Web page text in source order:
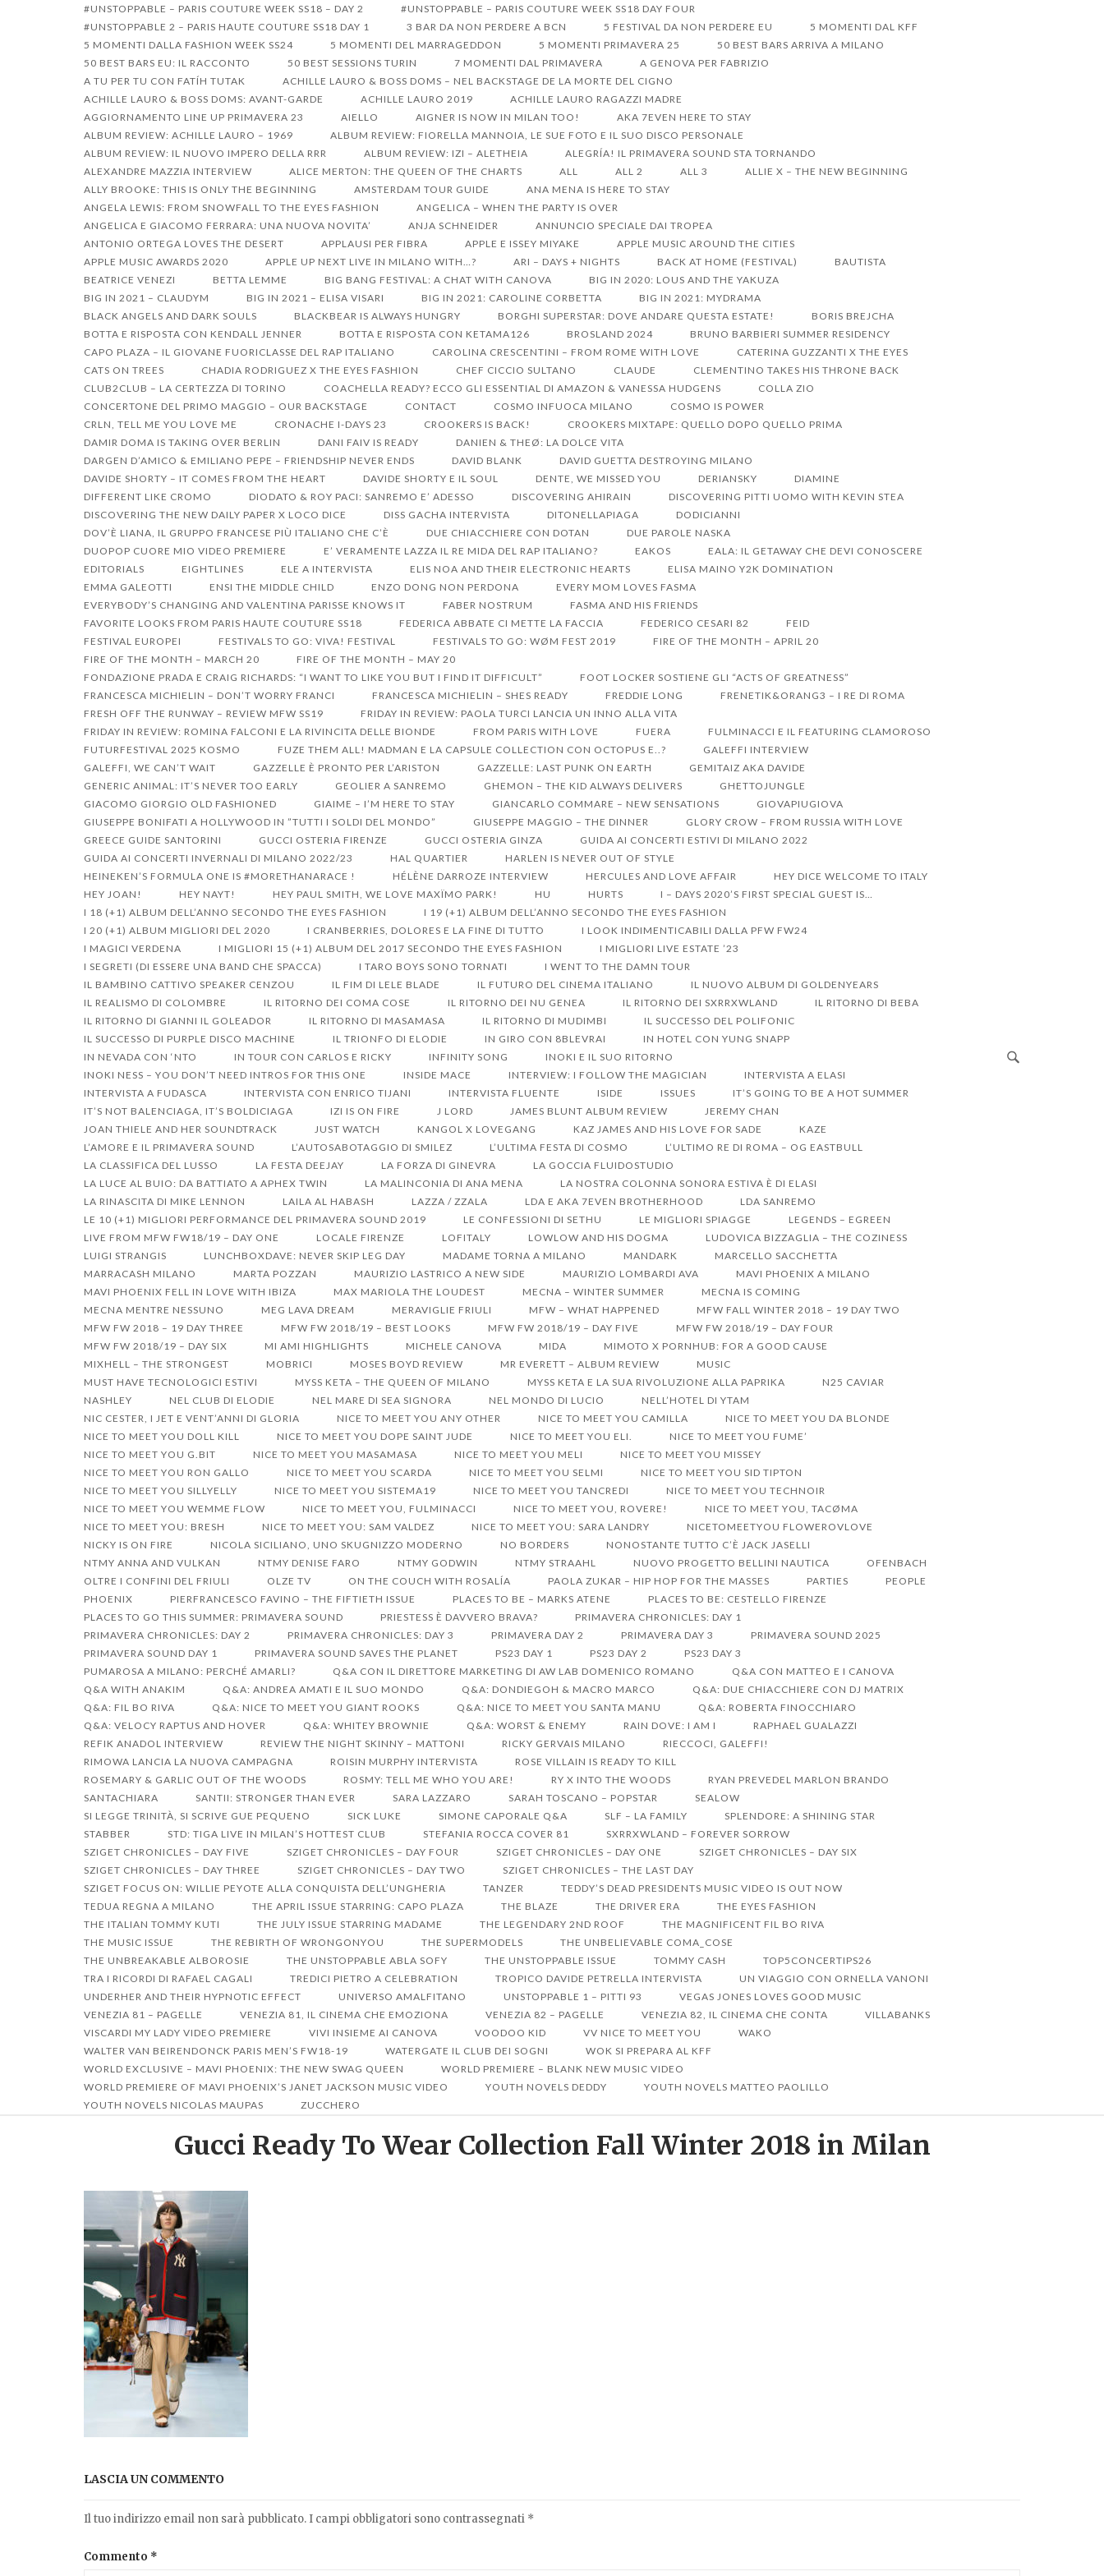
#UNSTOPPABLE – PARIS COUTURE WEEK SS18 – DAY 2
#UNSTOPPABLE – PARIS COUTURE WEEK SS18 DAY FOUR
#UNSTOPPABLE 2 – PARIS HAUTE COUTURE SS18 DAY 1
3 BAR DA NON PERDERE A BCN 5 FESTIVAL DA NON PERDERE EU
5 MOMENTI DAL KFF
5 MOMENTI DALLA FASHION WEEK SS24
5 MOMENTI DEL MARRAGEDDON 5 MOMENTI PRIMAVERA 25
50 BEST BARS ARRIVA A MILANO
50 BEST BARS EU: IL RACCONTO
50 BEST SESSIONS TURIN 7 MOMENTI DAL PRIMAVERA
A GENOVA PER FABRIZIO
A TU PER TU CON FATÍH TUTAK
ACHILLE LAURO & BOSS DOMS – NEL BACKSTAGE DE LA MORTE DEL CIGNO
ACHILLE LAURO & BOSS DOMS: AVANT-GARDE
ACHILLE LAURO 2019
ACHILLE LAURO RAGAZZI MADRE
AGGIORNAMENTO LINE UP PRIMAVERA 23
AIELLO AIGNER IS NOW IN MILAN TOO!
AKA 7EVEN HERE TO STAY
ALBUM REVIEW: ACHILLE LAURO – 1969
ALBUM REVIEW: FIORELLA MANNOIA, LE SUE FOTO E IL SUO DISCO PERSONALE
ALBUM REVIEW: IL NUOVO IMPERO DELLA RRR
ALBUM REVIEW: IZI – ALETHEIA
ALEGRÍA! IL PRIMAVERA SOUND STA TORNANDO
ALEXANDRE MAZZIA INTERVIEW
ALICE MERTON: THE QUEEN OF THE CHARTS ALL ALL 2 ALL 3
ALLIE X – THE NEW BEGINNING
ALLY BROOKE: THIS IS ONLY THE BEGINNING
AMSTERDAM TOUR GUIDE
ANA MENA IS HERE TO STAY
ANGELA LEWIS: FROM SNOWFALL TO THE EYES FASHION
ANGELICA – WHEN THE PARTY IS OVER
ANGELICA E GIACOMO FERRARA: UNA NUOVA NOVITA’
ANJA SCHNEIDER
ANNUNCIO SPECIALE DAI TROPEA
ANTONIO ORTEGA LOVES THE DESERT
APPLAUSI PER FIBRA APPLE E ISSEY MIYAKE
APPLE MUSIC AROUND THE CITIES
APPLE MUSIC AWARDS 2020
APPLE UP NEXT LIVE IN MILANO WITH…? ARI – DAYS + NIGHTS BACK AT HOME (FESTIVAL)
BAUTISTA
BEATRICE VENEZI
BETTA LEMME BIG BANG FESTIVAL: A CHAT WITH CANOVA
BIG IN 2020: LOUS AND THE YAKUZA
BIG IN 2021 – CLAUDYM
BIG IN 2021 – ELISA VISARI BIG IN 2021: CAROLINE CORBETTA
BIG IN 2021: MYDRAMA
BLACK ANGELS AND DARK SOULS
BLACKBEAR IS ALWAYS HUNGRY BORGHI SUPERSTAR: DOVE ANDARE QUESTA ESTATE!
BORIS BREJCHA
BOTTA E RISPOSTA CON KENDALL JENNER
BOTTA E RISPOSTA CON KETAMA126 BROSLAND 2024
BRUNO BARBIERI SUMMER RESIDENCY
CAPO PLAZA – IL GIOVANE FUORICLASSE DEL RAP ITALIANO
CAROLINA CRESCENTINI – FROM ROME WITH LOVE
CATERINA GUZZANTI X THE EYES
CATS ON TREES
CHADIA RODRIGUEZ X THE EYES FASHION CHEF CICCIO SULTANO CLAUDE
CLEMENTINO TAKES HIS THRONE BACK
CLUB2CLUB – LA CERTEZZA DI TORINO
COACHELLA READY? ECCO GLI ESSENTIAL DI AMAZON & VANESSA HUDGENS
COLLA ZIO
CONCERTONE DEL PRIMO MAGGIO – OUR BACKSTAGE
CONTACT COSMO INFUOCA MILANO
COSMO IS POWER
CRLN, TELL ME YOU LOVE ME
CRONACHE I-DAYS 23 CROOKERS IS BACK!
CROOKERS MIXTAPE: QUELLO DOPO QUELLO PRIMA
DAMIR DOMA IS TAKING OVER BERLIN
DANI FAIV IS READY
DANIEN & THEØ: LA DOLCE VITA
DARGEN D’AMICO & EMILIANO PEPE – FRIENDSHIP NEVER ENDS
DAVID BLANK
DAVID GUETTA DESTROYING MILANO
DAVIDE SHORTY – IT COMES FROM THE HEART
DAVIDE SHORTY E IL SOUL DENTE, WE MISSED YOU DERIANSKY
DIAMINE
DIFFERENT LIKE CROMO
DIODATO & ROY PACI: SANREMO E’ ADESSO DISCOVERING AHIRAIN
DISCOVERING PITTI UOMO WITH KEVIN STEA
DISCOVERING THE NEW DAILY PAPER X LOCO DICE
DISS GACHA INTERVISTA DITONELLAPIAGA
DODICIANNI
DOV’È LIANA, IL GRUPPO FRANCESE PIÙ ITALIANO CHE C’È
DUE CHIACCHIERE CON DOTAN
DUE PAROLE NASKA
DUOPOP CUORE MIO VIDEO PREMIERE
E’ VERAMENTE LAZZA IL RE MIDA DEL RAP ITALIANO? EAKOS
EALA: IL GETAWAY CHE DEVI CONOSCERE
EDITORIALS
EIGHTLINES ELE A INTERVISTA ELIS NOA AND THEIR ELECTRONIC HEARTS
ELISA MAINO Y2K DOMINATION
EMMA GALEOTTI
ENSI THE MIDDLE CHILD ENZO DONG NON PERDONA
EVERY MOM LOVES FASMA
EVERYBODY’S CHANGING AND VALENTINA PARISSE KNOWS IT
FABER NOSTRUM
FASMA AND HIS FRIENDS
FAVORITE LOOKS FROM PARIS HAUTE COUTURE SS18
FEDERICA ABBATE CI METTE LA FACCIA FEDERICO CESARI 82
FEID
FESTIVAL EUROPEI
FESTIVALS TO GO: VIVA! FESTIVAL FESTIVALS TO GO: WØM FEST 2019
FIRE OF THE MONTH – APRIL 20
FIRE OF THE MONTH – MARCH 20
FIRE OF THE MONTH – MAY 20
FONDAZIONE PRADA E CRAIG RICHARDS: “I WANT TO LIKE YOU BUT I FIND IT DIFFICULT”
FOOT LOCKER SOSTIENE GLI “ACTS OF GREATNESS”
FRANCESCA MICHIELIN – DON’T WORRY FRANCI
FRANCESCA MICHIELIN – SHES READY FREDDIE LONG
FRENETIK&ORANG3 – I RE DI ROMA
FRESH OFF THE RUNWAY – REVIEW MFW SS19
FRIDAY IN REVIEW: PAOLA TURCI LANCIA UN INNO ALLA VITA
FRIDAY IN REVIEW: ROMINA FALCONI E LA RIVINCITA DELLE BIONDE
FROM PARIS WITH LOVE FUERA
FULMINACCI E IL FEATURING CLAMOROSO
FUTURFESTIVAL 2025 KOSMO
FUZE THEM ALL! MADMAN E LA CAPSULE COLLECTION CON OCTOPUS E..?
GALEFFI INTERVIEW
GALEFFI, WE CAN’T WAIT
GAZZELLE È PRONTO PER L’ARISTON GAZZELLE: LAST PUNK ON EARTH
GEMITAIZ AKA DAVIDE
GENERIC ANIMAL: IT’S NEVER TOO EARLY
GEOLIER A SANREMO GHEMON – THE KID ALWAYS DELIVERS
GHETTOJUNGLE
GIACOMO GIORGIO OLD FASHIONED
GIAIME – I’M HERE TO STAY GIANCARLO COMMARE – NEW SENSATIONS
GIOVAPIUGIOVA
GIUSEPPE BONIFATI A HOLLYWOOD IN ”TUTTI I SOLDI DEL MONDO”
GIUSEPPE MAGGIO – THE DINNER
GLORY CROW – FROM RUSSIA WITH LOVE
GREECE GUIDE SANTORINI
GUCCI OSTERIA FIRENZE GUCCI OSTERIA GINZA
GUIDA AI CONCERTI ESTIVI DI MILANO 2022
GUIDA AI CONCERTI INVERNALI DI MILANO 2022/23
HAL QUARTIER
HARLEN IS NEVER OUT OF STYLE
HEINEKEN’S FORMULA ONE IS #MORETHANARACE !
HÉLÈNE DARROZE INTERVIEW HERCULES AND LOVE AFFAIR
HEY DICE WELCOME TO ITALY
HEY JOAN!
HEY NAYT! HEY PAUL SMITH, WE LOVE MAXÏMO PARK! HU HURTS
I – DAYS 2020’S FIRST SPECIAL GUEST IS…
I 18 (+1) ALBUM DELL’ANNO SECONDO THE EYES FASHION
I 19 (+1) ALBUM DELL’ANNO SECONDO THE EYES FASHION
I 20 (+1) ALBUM MIGLIORI DEL 2020
I CRANBERRIES, DOLORES E LA FINE DI TUTTO
I LOOK INDIMENTICABILI DALLA PFW FW24
I MAGICI VERDENA
I MIGLIORI 15 (+1) ALBUM DEL 2017 SECONDO THE EYES FASHION
I MIGLIORI LIVE ESTATE ’23
I SEGRETI (DI ESSERE UNA BAND CHE SPACCA)
I TARO BOYS SONO TORNATI
I WENT TO THE DAMN TOUR
IL BAMBINO CATTIVO SPEAKER CENZOU
IL FIM DI LELE BLADE IL FUTURO DEL CINEMA ITALIANO
IL NUOVO ALBUM DI GOLDENYEARS
IL REALISMO DI COLOMBRE
IL RITORNO DEI COMA COSE IL RITORNO DEI NU GENEA IL RITORNO DEI SXRRXWLAND
IL RITORNO DI BEBA
IL RITORNO DI GIANNI IL GOLEADOR
IL RITORNO DI MASAMASA IL RITORNO DI MUDIMBI
IL SUCCESSO DEL POLIFONIC
IL SUCCESSO DI PURPLE DISCO MACHINE
IL TRIONFO DI ELODIE IN GIRO CON 8BLEVRAI
IN HOTEL CON YUNG SNAPP
IN NEVADA CON ‘NTO
IN TOUR CON CARLOS E RICKY INFINITY SONG
INOKI E IL SUO RITORNO
INOKI NESS – YOU DON’T NEED INTROS FOR THIS ONE
INSIDE MACE INTERVIEW: I FOLLOW THE MAGICIAN
INTERVISTA A ELASI
INTERVISTA A FUDASCA
INTERVISTA CON ENRICO TIJANI INTERVISTA FLUENTE ISIDE ISSUES
IT’S GOING TO BE A HOT SUMMER
IT’S NOT BALENCIAGA, IT’S BOLDICIAGA
IZI IS ON FIRE J LORD JAMES BLUNT ALBUM REVIEW
JEREMY CHAN
JOAN THIELE AND HER SOUNDTRACK
JUST WATCH KANGOL X LOVEGANG KAZ JAMES AND HIS LOVE FOR SADE
KAZE
L’AMORE E IL PRIMAVERA SOUND
L’AUTOSABOTAGGIO DI SMILEZ L’ULTIMA FESTA DI COSMO
L’ULTIMO RE DI ROMA – OG EASTBULL
LA CLASSIFICA DEL LUSSO
LA FESTA DEEJAY LA FORZA DI GINEVRA
LA GOCCIA FLUIDOSTUDIO
LA LUCE AL BUIO: DA BATTIATO A APHEX TWIN
LA MALINCONIA DI ANA MENA
LA NOSTRA COLONNA SONORA ESTIVA È DI ELASI
LA RINASCITA DI MIKE LENNON
LAILA AL HABASH LAZZA / ZZALA LDA E AKA 7EVEN BROTHERHOOD
LDA SANREMO
LE 10 (+1) MIGLIORI PERFORMANCE DEL PRIMAVERA SOUND 2019
LE CONFESSIONI DI SETHU LE MIGLIORI SPIAGGE
LEGENDS – EGREEN
LIVE FROM MFW FW18/19 – DAY ONE
LOCALE FIRENZE LOFITALY LOWLOW AND HIS DOGMA
LUDOVICA BIZZAGLIA – THE COZINESS
LUIGI STRANGIS
LUNCHBOXDAVE: NEVER SKIP LEG DAY MADAME TORNA A MILANO MANDARK
MARCELLO SACCHETTA
MARRACASH MILANO
MARTA POZZAN MAURIZIO LASTRICO A NEW SIDE MAURIZIO LOMBARDI AVA
MAVI PHOENIX A MILANO
MAVI PHOENIX FELL IN LOVE WITH IBIZA
MAX MARIOLA THE LOUDEST MECNA – WINTER SUMMER
MECNA IS COMING
MECNA MENTRE NESSUNO
MEG LAVA DREAM MERAVIGLIE FRIULI MFW – WHAT HAPPENED
MFW FALL WINTER 2018 – 19 DAY TWO
MFW FW 2018 – 19 DAY THREE
MFW FW 2018/19 – BEST LOOKS MFW FW 2018/19 – DAY FIVE
MFW FW 2018/19 – DAY FOUR
MFW FW 2018/19 – DAY SIX
MI AMI HIGHLIGHTS MICHELE CANOVA MIDA
MIMOTO X PORNHUB: FOR A GOOD CAUSE
MIXHELL – THE STRONGEST
MOBRICI MOSES BOYD REVIEW MR EVERETT – ALBUM REVIEW
MUSIC
MUST HAVE TECNOLOGICI ESTIVI
MYSS KETA – THE QUEEN OF MILANO MYSS KETA E LA SUA RIVOLUZIONE ALLA PAPRIKA
N25 CAVIAR
NASHLEY
NEL CLUB DI ELODIE NEL MARE DI SEA SIGNORA NEL MONDO DI LUCIO
NELL’HOTEL DI YTAM
NIC CESTER, I JET E VENT’ANNI DI GLORIA
NICE TO MEET YOU ANY OTHER NICE TO MEET YOU CAMILLA
NICE TO MEET YOU DA BLONDE
NICE TO MEET YOU DOLL KILL
NICE TO MEET YOU DOPE SAINT JUDE NICE TO MEET YOU ELI.
NICE TO MEET YOU FUME’
NICE TO MEET YOU G.BIT
NICE TO MEET YOU MASAMASA NICE TO MEET YOU MELI
NICE TO MEET YOU MISSEY
NICE TO MEET YOU RON GALLO
NICE TO MEET YOU SCARDA NICE TO MEET YOU SELMI
NICE TO MEET YOU SID TIPTON
NICE TO MEET YOU SILLYELLY
NICE TO MEET YOU SISTEMA19 NICE TO MEET YOU TANCREDI
NICE TO MEET YOU TECHNOIR
NICE TO MEET YOU WEMME FLOW
NICE TO MEET YOU, FULMINACCI NICE TO MEET YOU, ROVERE!
NICE TO MEET YOU, TACØMA
NICE TO MEET YOU: BRESH
NICE TO MEET YOU: SAM VALDEZ NICE TO MEET YOU: SARA LANDRY
NICETOMEETYOU FLOWEROVLOVE
NICKY IS ON FIRE
NICOLA SICILIANO, UNO SKUGNIZZO MODERNO NO BORDERS
NONOSTANTE TUTTO C’È JACK JASELLI
NTMY ANNA AND VULKAN
NTMY DENISE FARO NTMY GODWIN NTMY STRAAHL NUOVO PROGETTO BELLINI NAUTICA
OFENBACH
OLTRE I CONFINI DEL FRIULI
OLZE TV ON THE COUCH WITH ROSALÍA PAOLA ZUKAR – HIP HOP FOR THE MASSES PARTIES
PEOPLE
PHOENIX
PIERFRANCESCO FAVINO – THE FIFTIETH ISSUE PLACES TO BE – MARKS ATENE
PLACES TO BE: CESTELLO FIRENZE
PLACES TO GO THIS SUMMER: PRIMAVERA SOUND
PRIESTESS È DAVVERO BRAVA?
PRIMAVERA CHRONICLES: DAY 1
PRIMAVERA CHRONICLES: DAY 2
PRIMAVERA CHRONICLES: DAY 3 PRIMAVERA DAY 2 PRIMAVERA DAY 3
PRIMAVERA SOUND 2025
PRIMAVERA SOUND DAY 1
PRIMAVERA SOUND SAVES THE PLANET PS23 DAY 1 PS23 DAY 2
PS23 DAY 3
PUMAROSA A MILANO: PERCHÉ AMARLI?
Q&A CON IL DIRETTORE MARKETING DI AW LAB DOMENICO ROMANO
Q&A CON MATTEO E I CANOVA
Q&A WITH ANAKIM
Q&A: ANDREA AMATI E IL SUO MONDO Q&A: DONDIEGOH & MACRO MARCO
Q&A: DUE CHIACCHIERE CON DJ MATRIX
Q&A: FIL BO RIVA
Q&A: NICE TO MEET YOU GIANT ROOKS Q&A: NICE TO MEET YOU SANTA MANU
Q&A: ROBERTA FINOCCHIARO
Q&A: VELOCY RAPTUS AND HOVER
Q&A: WHITEY BROWNIE Q&A: WORST & ENEMY RAIN DOVE: I AM I
RAPHAEL GUALAZZI
REFIK ANADOL INTERVIEW
REVIEW THE NIGHT SKINNY – MATTONI RICKY GERVAIS MILANO
RIECCOCI, GALEFFI!
RIMOWA LANCIA LA NUOVA CAMPAGNA
ROISIN MURPHY INTERVISTA
ROSE VILLAIN IS READY TO KILL
ROSEMARY & GARLIC OUT OF THE WOODS
ROSMY: TELL ME WHO YOU ARE! RY X INTO THE WOODS
RYAN PREVEDEL MARLON BRANDO
SANTACHIARA
SANTII: STRONGER THAN EVER SARA LAZZARO SARAH TOSCANO – POPSTAR
SEALOW
SI LEGGE TRINITÀ, SI SCRIVE GUE PEQUENO
SICK LUKE SIMONE CAPORALE Q&A SLF – LA FAMILY
SPLENDORE: A SHINING STAR
STABBER
STD: TIGA LIVE IN MILAN’S HOTTEST CLUB STEFANIA ROCCA COVER 81
SXRRXWLAND – FOREVER SORROW
SZIGET CHRONICLES – DAY FIVE
SZIGET CHRONICLES – DAY FOUR SZIGET CHRONICLES – DAY ONE
SZIGET CHRONICLES – DAY SIX
SZIGET CHRONICLES – DAY THREE
SZIGET CHRONICLES – DAY TWO
SZIGET CHRONICLES – THE LAST DAY
SZIGET FOCUS ON: WILLIE PEYOTE ALLA CONQUISTA DELL’UNGHERIA
TANZER
TEDDY’S DEAD PRESIDENTS MUSIC VIDEO IS OUT NOW
TEDUA REGNA A MILANO
THE APRIL ISSUE STARRING: CAPO PLAZA THE BLAZE THE DRIVER ERA
THE EYES FASHION
THE ITALIAN TOMMY KUTI
THE JULY ISSUE STARRING MADAME THE LEGENDARY 2ND ROOF
THE MAGNIFICENT FIL BO RIVA
THE MUSIC ISSUE
THE REBIRTH OF WRONGONYOU THE SUPERMODELS
THE UNBELIEVABLE COMA_COSE
THE UNBREAKABLE ALBOROSIE
THE UNSTOPPABLE ABLA SOFY THE UNSTOPPABLE ISSUE TOMMY CASH
TOP5CONCERTIPS26
TRA I RICORDI DI RAFAEL CAGALI
TREDICI PIETRO A CELEBRATION TROPICO DAVIDE PETRELLA INTERVISTA
UN VIAGGIO CON ORNELLA VANONI
UNDERHER AND THEIR HYPNOTIC EFFECT
UNIVERSO AMALFITANO UNSTOPPABLE 1 – PITTI 93
VEGAS JONES LOVES GOOD MUSIC
VENEZIA 81 – PAGELLE
VENEZIA 81, IL CINEMA CHE EMOZIONA VENEZIA 82 – PAGELLE VENEZIA 82, IL CINEMA CHE CONTA
VILLABANKS
VISCARDI MY LADY VIDEO PREMIERE
VIVI INSIEME AI CANOVA VOODOO KID VV NICE TO MEET YOU
WAKO
WALTER VAN BEIRENDONCK PARIS MEN’S FW18-19
WATERGATE IL CLUB DEI SOGNI
WOK SI PREPARA AL KFF
WORLD EXCLUSIVE – MAVI PHOENIX: THE NEW SWAG QUEEN
WORLD PREMIERE – BLANK NEW MUSIC VIDEO
WORLD PREMIERE OF MAVI PHOENIX’S JANET JACKSON MUSIC VIDEO
YOUTH NOVELS DEDDY
YOUTH NOVELS MATTEO PAOLILLO
YOUTH NOVELS NICOLAS MAUPAS
ZUCCHERO
Gucci Ready To Wear Collection Fall Winter 2018 in Milan
LASCIA UN COMMENTO
Il tuo indirizzo email non sarà pubblicato. I campi obbligatori sono contrassegnati *
Commento *